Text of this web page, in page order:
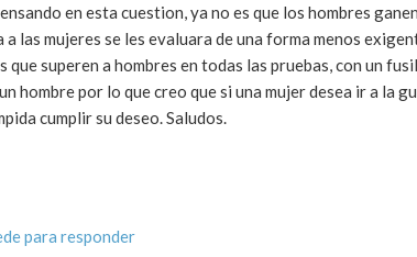
en esta cuestion, ya no es que los hombres
las mujeres se les evaluara de una forma menos
superen a hombres en todas las pruebas, con un
hombre por lo que creo que si una mujer desea ir a la
cumplir su deseo. Saludos.
para responder